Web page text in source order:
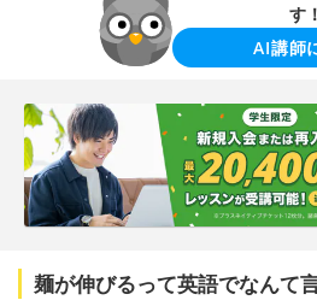
す！
AI講師
麺が伸びるって英語でなんて